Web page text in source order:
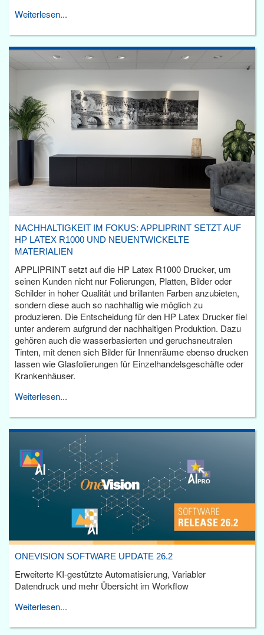
Weiterlesen...
NACHHALTIGKEIT IM FOKUS: APPLIPRINT SETZT AUF
HP LATEX R1000 UND NEUENTWICKELTE
MATERIALIEN
APPLIPRINT setzt auf die HP Latex R1000 Drucker, um
seinen Kunden nicht nur Folierungen, Platten, Bilder oder
Schilder in hoher Qualität und brillanten Farben anzubieten,
sondern diese auch so nachhaltig wie möglich zu
produzieren. Die Entscheidung für den HP Latex Drucker fiel
unter anderem aufgrund der nachhaltigen Produktion. Dazu
gehören auch die wasserbasierten und geruchsneutralen
Tinten, mit denen sich Bilder für Innenräume ebenso drucken
lassen wie Glasfolierungen für Einzelhandelsgeschäfte oder
Krankenhäuser.
Weiterlesen...
ONEVISION SOFTWARE UPDATE 26.2
Erweiterte KI-gestützte Automatisierung, Variabler
Datendruck und mehr Übersicht im Workflow
Weiterlesen...